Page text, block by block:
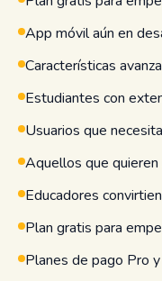
App móvil aún en
Características
Estudiantes con
Usuarios que
Aquellos que
Educadores
Plan gratis para
Planes de pago Pro